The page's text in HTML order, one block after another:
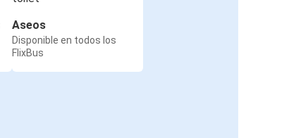
Aseos
Disponible en todos los
FlixBus